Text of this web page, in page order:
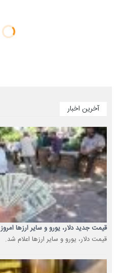
آخرین اخبار
قیمت جدید دلار، یورو و سایر ارزها امروز 15 مردادماه 1405
قیمت دلار، یورو و سایر ارزها اعلام شد.